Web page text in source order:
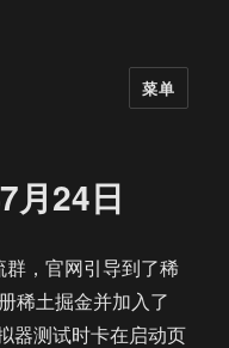
菜单
月24日
群，官网引导到了稀
稀土掘金并加入了
器测试时卡在启动页